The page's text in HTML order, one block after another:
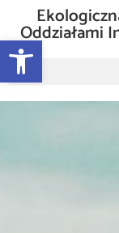
Otwórz
Oddziałami